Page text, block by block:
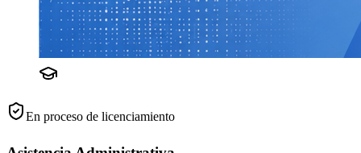
En proceso de licenciamiento